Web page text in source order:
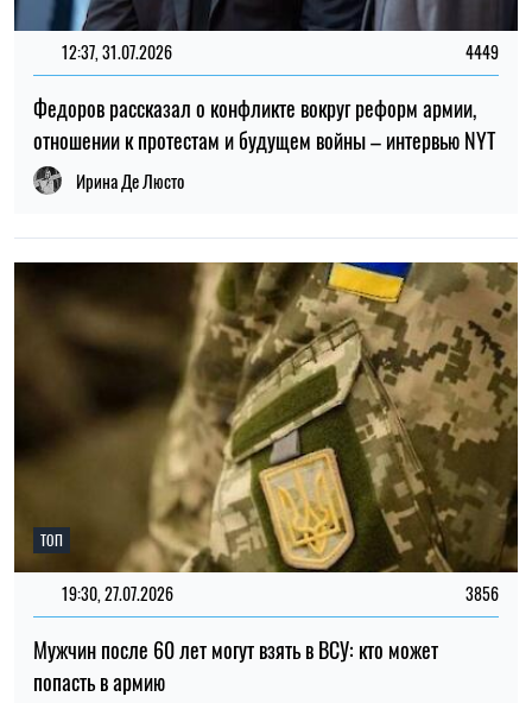
12:37, 31.07.2026 4449
Федоров рассказал о конфликте вокруг реформ армии,
отношении к протестам и будущем войны – интервью NYT
Ирина Де Люсто
ТОП
19:30, 27.07.2026 3856
Мужчин после 60 лет могут взять в ВСУ: кто может
попасть в армию